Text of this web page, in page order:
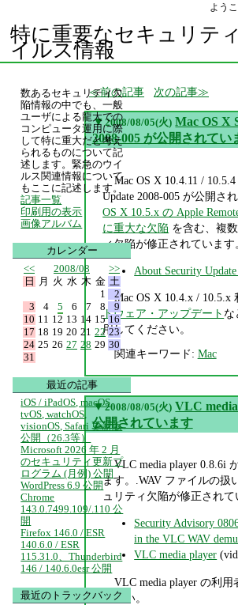
よう
特に重要なセキュリテ
イルス情報
前の記事 次の記事
▼ 2008/08/05(火) Mac OS X
2008-005 が公開されてい
Mac OS X 10.4.11 /
Update 2008-005 が公開さ
OS X 10.5.x の Apple
に重大な欠陥 を含む、複
ィ欠陥が修正されています
About Security
Mac OS X 10.4.x / 10.5.x
トウェア・アップデート な
用してください。
関連キーワード: Mac
▼2008/08/05(火) VLC
公開されています
VLC media player 0.8.6i
ます。.WAV ファイルの扱
ュリティ欠陥が修正されて
Security Advisory
in the VLC WAV
VLC media player
VLC media player の利用
ださい。
数あるセキュリティ欠
陥情報の中でも、一般
ユーザによる龍大での
コンピュータ運用に際
して特に重大だと考え
られるものについて記
述します。緊急のウイ
ルス関連情報について
もここに記述します。
記事一覧
印刷用の表示
画像アルバム
カレンダー
<<
2008/08
>>
日
月 火 水 木 金 土
1
2
3
4 5 6 7 8
9
10 11 12 13 14 15 16
17 18 19 20 21 22 23
24 25 26 27 28 29 30
31
最近の記事
iOS / iPadOS, macOS,
tvOS, watchOS,
visionOS, Safari 更新版
公開（26.3等）
Microsoft 2026 年 2 月
のセキュリティ更新プ
ログラム (月例) 公開
WordPress 6.9 公開
Chrome
143.0.7499.109/.110 公
開
Firefox 146.0 / ESR
140.6.0 / ESR
115.31.0、Thunderbird
146 / 140.6.0esr 公開
最近のトラックバック